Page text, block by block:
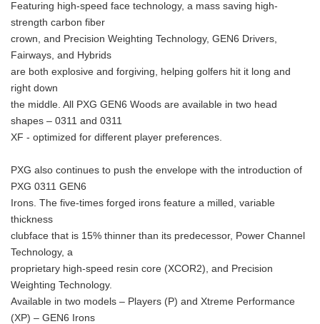
Featuring high-speed face technology, a mass saving high-
strength carbon fiber
crown, and Precision Weighting Technology, GEN6 Drivers,
Fairways, and Hybrids
are both explosive and forgiving, helping golfers hit it long and
right down
the middle. All PXG GEN6 Woods are available in two head
shapes – 0311 and 0311
XF - optimized for different player preferences.
PXG also continues to push the envelope with the introduction of
PXG 0311 GEN6
Irons. The five-times forged irons feature a milled, variable
thickness
clubface that is 15% thinner than its predecessor, Power Channel
Technology, a
proprietary high-speed resin core (XCOR2), and Precision
Weighting Technology.
Available in two models – Players (P) and Xtreme Performance
(XP) – GEN6 Irons